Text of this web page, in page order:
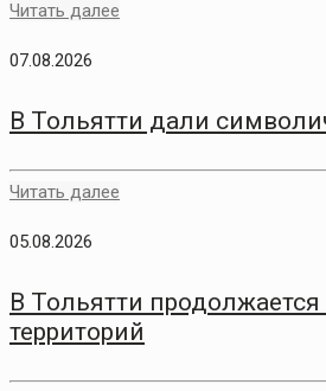
Читать далее
07.08.2026
В Тольятти дали
Читать далее
05.08.2026
В Тольятти
территорий